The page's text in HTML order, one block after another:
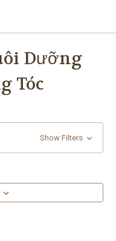
Dưỡng
Tóc
Show Filters